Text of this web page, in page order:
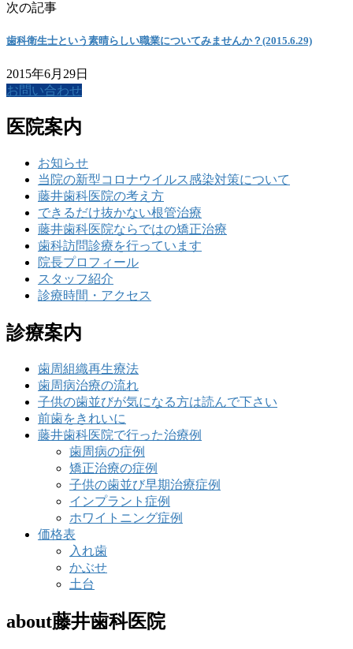
次の記事
歯科衛生士という素晴らしい職業についてみませんか？(2015.6.29)
2015年6月29日
お問い合わせ
医院案内
お知らせ
当院の新型コロナウイルス感染対策について
藤井歯科医院の考え方
できるだけ抜かない根管治療
藤井歯科医院ならではの矯正治療
歯科訪問診療を行っています
院長プロフィール
スタッフ紹介
診療時間・アクセス
診療案内
歯周組織再生療法
歯周病治療の流れ
子供の歯並びが気になる方は読んで下さい
前歯をきれいに
藤井歯科医院で行った治療例
歯周病の症例
矯正治療の症例
子供の歯並び早期治療症例
インプラント症例
ホワイトニング症例
価格表
入れ歯
かぶせ
土台
about藤井歯科医院